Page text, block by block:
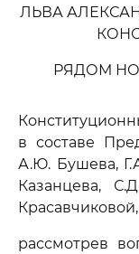
ЛЬВА
РЯДОМ
в составе
А.Ю. Бушева,
Казанцева,
рассмотрев